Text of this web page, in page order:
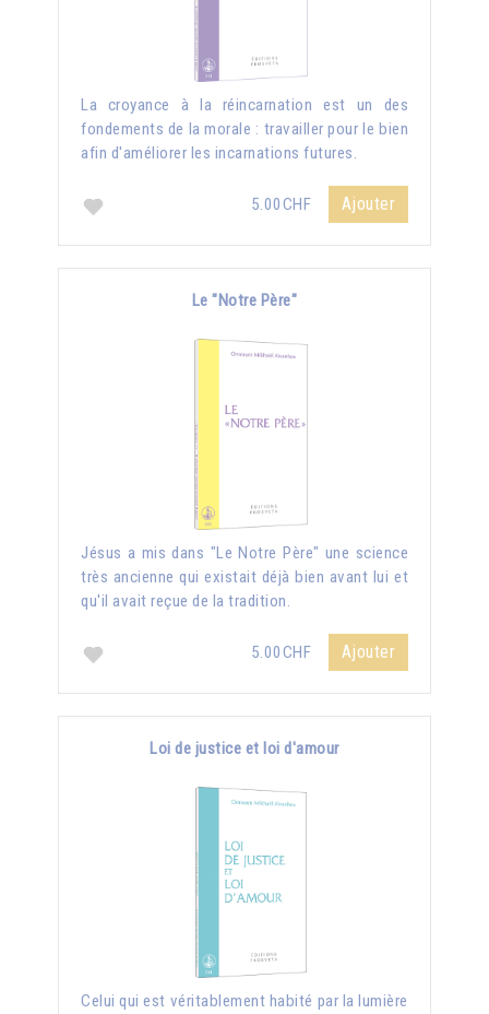
La croyance à la réincarnation est un des
fondements de la morale : travailler pour le bien
afin d'améliorer les incarnations futures.
5.00CHF Ajouter
Le "Notre Père"
Jésus a mis dans "Le Notre Père" une science
très ancienne qui existait déjà bien avant lui et
qu'il avait reçue de la tradition.
5.00CHF Ajouter
Loi de justice et loi d'amour
Celui qui est véritablement habité par la lumière